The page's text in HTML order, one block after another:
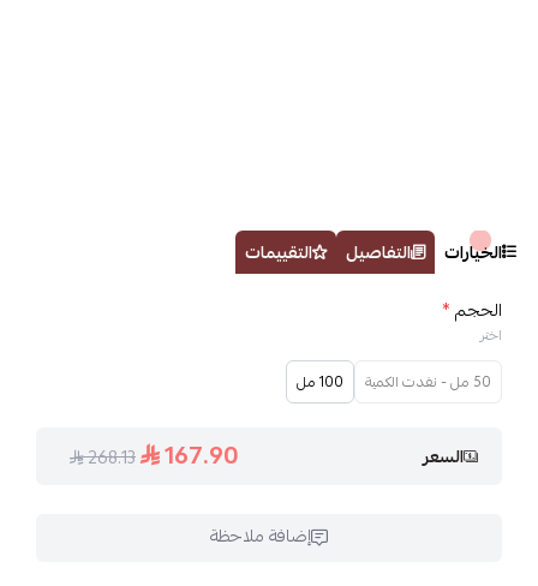
الخيارات التفاصيل
التقييمات
الحجم*
اختر
50 مل - نفدت الكمية 100 مل
السعر 167.90
268.13
إضافة ملاحظة